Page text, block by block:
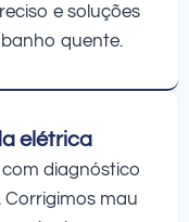
e soluções
quente.
elétrica
diagnóstico
mau